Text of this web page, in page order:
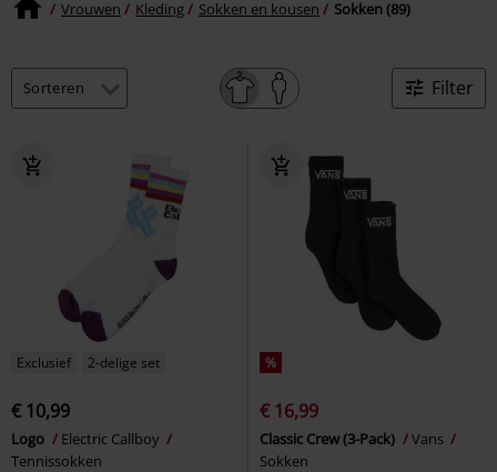
Vrouwen Kleding Sokken en kousen Sokken (89)
Filter
Exclusief 2-delige set
€ 10,99
Logo
Electric Callboy
Tennissokken
%
€ 16,99
Classic Crew (3-Pack)
Vans
Sokken